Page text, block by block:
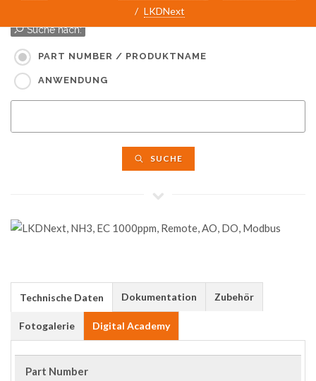
LKDNext
Suche nach:
PART NUMBER / PRODUKTNAME
ANWENDUNG
SUCHE
Technische Daten Dokumentation Zubehör
Fotogalerie Digital Academy
Part Number